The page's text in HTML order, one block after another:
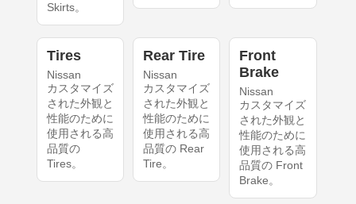
Skirts。
Tires
Nissan
カスタマイズ
された外観と
性能のために
使用される高
品質の
Tires。
Rear Tire
Nissan
カスタマイズ
された外観と
性能のために
使用される高
品質の Rear
Tire。
Front
Brake
Nissan
カスタマイズ
された外観と
性能のために
使用される高
品質の Front
Brake。